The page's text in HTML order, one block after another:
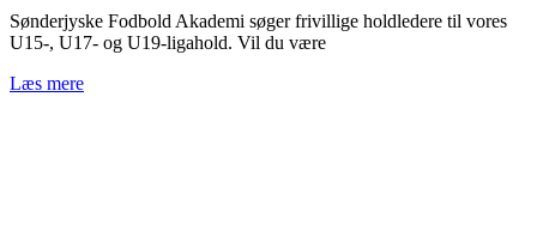
Sønderjyske Fodbold Akademi søger frivillige holdledere til vores
U15-, U17- og U19-ligahold. Vil du være
Læs mere